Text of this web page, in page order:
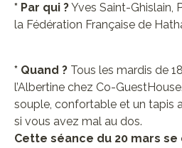
* Par qui ?Yves Saint-Ghislain,
la Fédération Française de
* Quand ? Tous les mardis de
l’Albertine chez Co-
souple, confortable et un tapis
si vous avez mal au dos.
Cette séance du 20 mars